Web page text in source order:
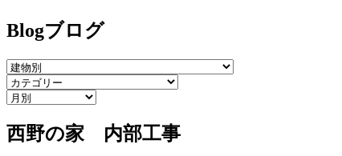
Blogブログ
西野の家 内部工事